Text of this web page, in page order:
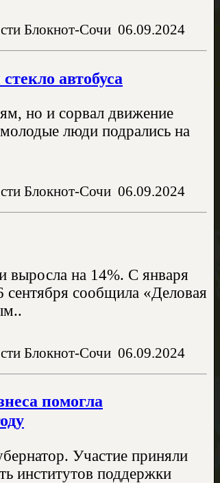
Блокнот-Сочи 06.09.2024
автобуса
но и сорвал движение
люди подрались на
Блокнот-Сочи 06.09.2024
выросла на 14%. С января
сообщила «Деловая
Блокнот-Сочи 06.09.2024
помогла
Участие приняли
институтов поддержки